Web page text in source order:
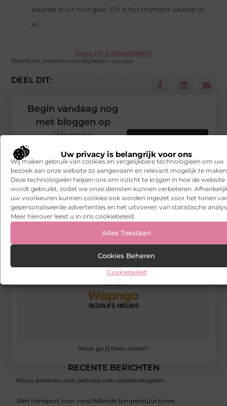
Uw privacy is belangrijk voor ons
Wij maken gebruik van cookies en vergelijkbare technologieën om uw
bezoek aan onze website zo aangenaam en relevant mogelijk te
Deze technologieën helpen ons om inzicht te krijgen in hoe de website
wordt gebruikt, zodat we onze diensten kunnen verbeteren.
uw voorkeuren kunnen cookies ook worden ingezet voor het tonen
gepersonaliseerde advertenties en het uitvoeren van statistische
Meer hierover leest u in ons cookiebeleid.
Alles Toestaan
Cookies Beheren
Cookiebeleid
waarop je uit huis gaat. Dit is het moment waarop je
je...
Tags en Categorieën:
Bedrijven, bezienswaardigheden europa
DEEL DIT:
Waar ga jij heen reizen?
RECENTE BERICHTEN
Risico beheren met defined-risk optiestrategieën
Slim transport voor verschillende temperatuurzones
Begin vandaag nog
met bloggen op
Wapngo
Registreer hier